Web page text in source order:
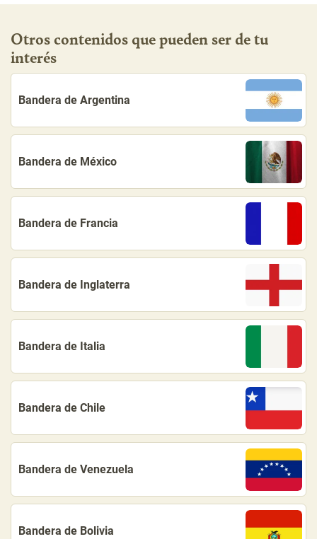
Otros contenidos que pueden ser de tu
interés
Bandera de Argentina
Bandera de México
Bandera de Francia
Bandera de Inglaterra
Bandera de Italia
Bandera de Chile
Bandera de Venezuela
Bandera de Bolivia